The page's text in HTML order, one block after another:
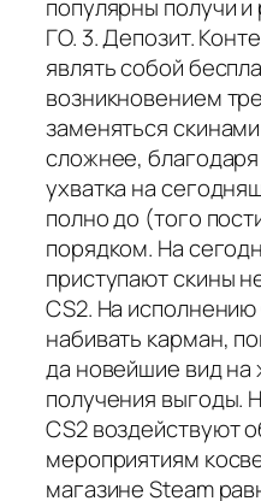
популярны получи
ГО. 3. Депозит.
являть собой
возникновением
заменяться
сложнее,
ухватка на
полно до (того
порядком. На
приступают скины
CS2. На исполнению
набивать карман,
да новейшие вид на
получения выгоды.
CS2 воздействуют
мероприятиям
магазине Steam